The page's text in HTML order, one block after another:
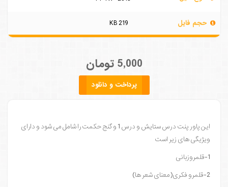
حجم فایل 219 KB
5,000 تومان
پرداخت و دانلود
این پاور پنت درس ستایش و درس 1 و گنج حکمت را شامل می شود و دارای
ویژیگی های زیر است
1-قلمروزبانی
2-قلمرو فکری(معنای شعر ها)